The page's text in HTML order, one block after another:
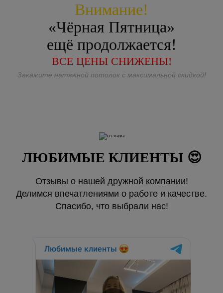
Внимание!
«Чёрная Пятница»
ещё продолжается!
ВСЕ ЦЕНЫ СНИЖЕНЫ!
Закажите натяжной потолок с максимальной скидкой!
ЛЮБИМЫЕ КЛИЕНТЫ 😍
Отзывы о нашей дружной компании!
Делимся впечатлениями о работе и качестве.
Спасибо, что выбрали нас!